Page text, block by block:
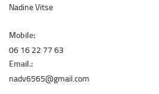
Nadine Vitse
Mobile:
06 16 22 77 63
Email.:
nadv6565@gmail.com